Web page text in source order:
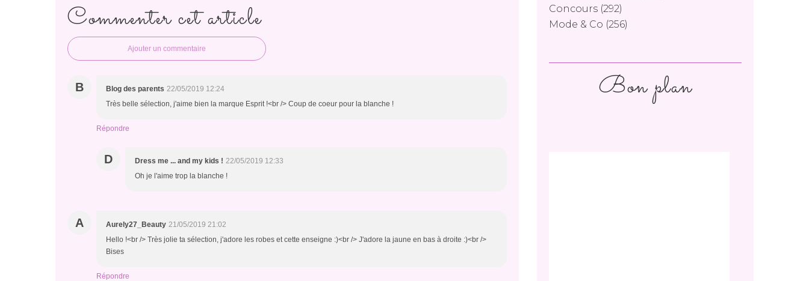
Commenter cet article
Ajouter un commentaire
B Blog des parents 22/05/2019 12:24
Très belle sélection, j'aime bien la marque Esprit !<br /> Coup de coeur pour la blanche !
Répondre
D Dress me ... and my kids ! 22/05/2019 12:33
Oh je l'aime trop la blanche !
A Aurely27_Beauty 21/05/2019 21:02
Hello !<br /> Très jolie ta sélection, j'adore les robes et cette enseigne :)<br /> J'adore la jaune en bas à droite :)<br />
Bises
Répondre
Concours (292)
Mode & Co (256)
Bon plan